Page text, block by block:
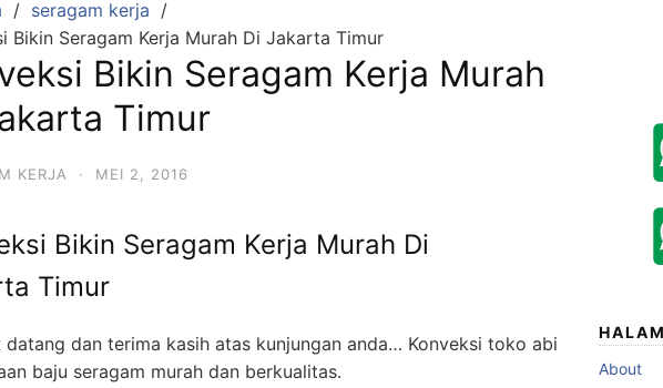
seragam kerja
Bikin Seragam Kerja Murah Di Jakarta Timur
Bikin Seragam Kerja Murah
Timur
KERJA · MEI 2, 2016
Bikin Seragam Kerja Murah Di
Timur
datang dan terima kasih atas kunjungan anda… Konveksi toko abi
baju seragam murah dan berkualitas.
About